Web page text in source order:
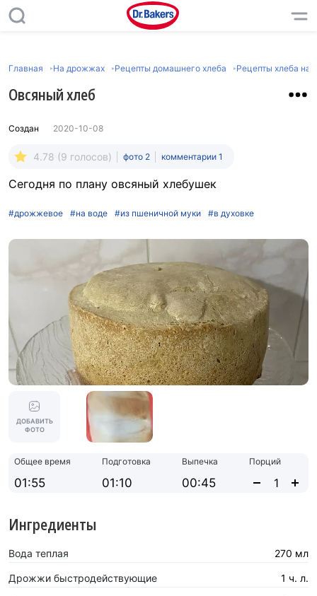
Главная На дрожжах Рецепты домашнего хлеба Рецепты хлеба на
Овсяный хлеб
Создан 2020-10-08
4.78 (9 голосов) фото 2 комментарии 1
Сегодня по плану овсяный хлебушек
#дрожжевое #на воде #из пшеничной муки #в духовке
ДОБАВИТЬ
ФОТО
Общее время
01:55
Подготовка
01:10
Выпечка
00:45
Порций
Ингредиенты
Вода теплая 270 мл
Дрожжи быстродействующие 1 ч. л.